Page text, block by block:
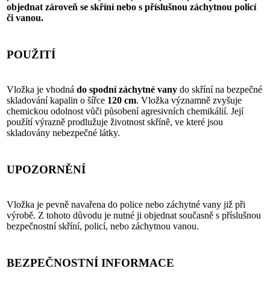
objednat zároveň se skříní nebo s příslušnou záchytnou policí
či vanou.
POUŽITÍ
Vložka je vhodná do spodní záchytné vany do skříní na bezpečné
skladování kapalin o šířce 120 cm. Vložka významně zvyšuje
chemickou odolnost vůči působení agresivních chemikálií. Její
použítí výrazně prodlužuje životnost skříně, ve které jsou
skladovány nebezpečné látky.
UPOZORNĚNÍ
Vložka je pevně navařena do police nebo záchytné vany již při
výrobě. Z tohoto důvodu je nutné ji objednat současně s příslušnou
bezpečnostní skříní, policí, nebo záchytnou vanou.
BEZPEČNOSTNÍ INFORMACE